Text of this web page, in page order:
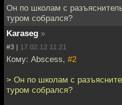
Он по школам с
туром собрался?
Karaseg »
#3 | 17.02.12 11:21
Кому: Abscess, #2
> Он по школам с
туром собрался?